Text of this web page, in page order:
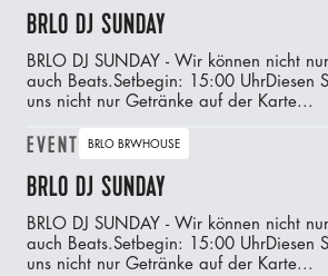
BRLO DJ SUNDAY
BRLO DJ SUNDAY - Wir können nicht
auch Beats.‍Setbegin: 15:00 UhrDiesen
uns nicht nur Getränke auf der Karte...
EVENT BRLO BRWHOUSE
BRLO DJ SUNDAY
BRLO DJ SUNDAY - Wir können nicht
auch Beats.‍Setbegin: 15:00 UhrDiesen
uns nicht nur Getränke auf der Karte...